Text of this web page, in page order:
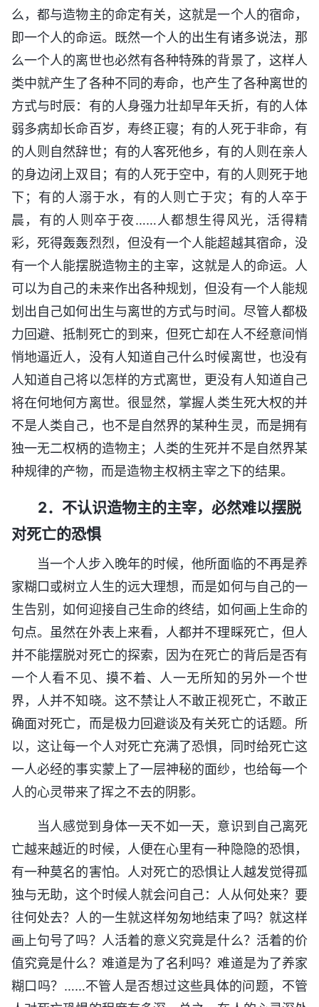
么，都与造物主的命定有关，这就是一个人的宿命，
即一个人的命运。既然一个人的出生有诸多说法，那
么一个人的离世也必然有各种特殊的背景了，这样人
类中就产生了各种不同的寿命，也产生了各种离世的
方式与时辰：有的人身强力壮却早年夭折，有的人体
弱多病却长命百岁，寿终正寝；有的人死于非命，有
的人则自然辞世；有的人客死他乡，有的人则在亲人
的身边闭上双目；有的人死于空中，有的人则死于地
下；有的人溺于水，有的人则亡于灾；有的人卒于
晨，有的人则卒于夜……人都想生得风光，活得精
彩，死得轰轰烈烈，但没有一个人能超越其宿命，没
有一个人能摆脱造物主的主宰，这就是人的命运。人
可以为自己的未来作出各种规划，但没有一个人能规
划出自己如何出生与离世的方式与时间。尽管人都极
力回避、抵制死亡的到来，但死亡却在人不经意间悄
悄地逼近人，没有人知道自己什么时候离世，也没有
人知道自己将以怎样的方式离世，更没有人知道自己
将在何地何方离世。很显然，掌握人类生死大权的并
不是人类自己，也不是自然界的某种生灵，而是拥有
独一无二权柄的造物主；人类的生死并不是自然界某
种规律的产物，而是造物主权柄主宰之下的结果。
2．不认识造物主的主宰，必然难以摆脱
对死亡的恐惧
当一个人步入晚年的时候，他所面临的不再是养
家糊口或树立人生的远大理想，而是如何与自己的一
生告别，如何迎接自己生命的终结，如何画上生命的
句点。虽然在外表上来看，人都并不理睬死亡，但人
并不能摆脱对死亡的探索，因为在死亡的背后是否有
一个人看不见、摸不着、人一无所知的另外一个世
界，人并不知晓。这不禁让人不敢正视死亡，不敢正
确面对死亡，而是极力回避谈及有关死亡的话题。所
以，这让每一个人对死亡充满了恐惧，同时给死亡这
一人必经的事实蒙上了一层神秘的面纱，也给每一个
人的心灵带来了挥之不去的阴影。
当人感觉到身体一天不如一天，意识到自己离死
亡越来越近的时候，人便在心里有一种隐隐的恐惧，
有一种莫名的害怕。人对死亡的恐惧让人越发觉得孤
独与无助，这个时候人就会问自己：人从何处来？要
往何处去？人的一生就这样匆匆地结束了吗？就这样
画上句号了吗？人活着的意义究竟是什么？活着的价
值究竟是什么？难道是为了名利吗？难道是为了养家
糊口吗？……不管人是否想过这些具体的问题，不管